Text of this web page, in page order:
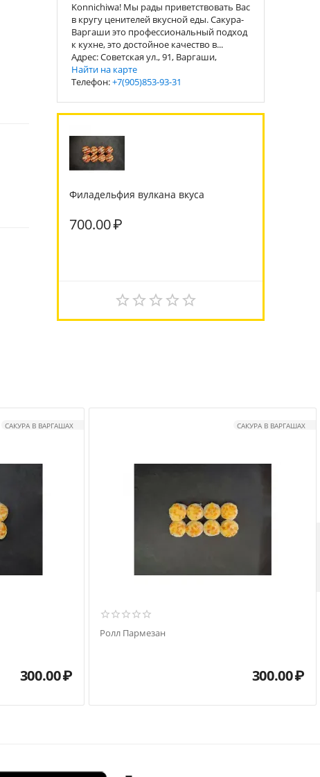
Konnichiwa! Мы рады приветствовать Вас
в кругу ценителей вкусной еды. Сакура-
Варгаши это профессиональный подход
к кухне, это достойное качество в...
Адрес: Советская ул., 91, Варгаши,
Найти на карте
Телефон:+7(905)853-93-31
Филадельфия вулкана вкуса
700.00₽
САКУРА В ВАРГАШАХ
300.00₽
САКУРА В ВАРГАШАХ
Ролл Пармезан
300.00₽